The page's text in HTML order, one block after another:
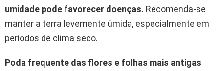
umidade pode favorecer doenças. Recomenda-se
manter a terra levemente úmida, especialmente em
períodos de clima seco.
Poda frequente das flores e folhas mais antigas